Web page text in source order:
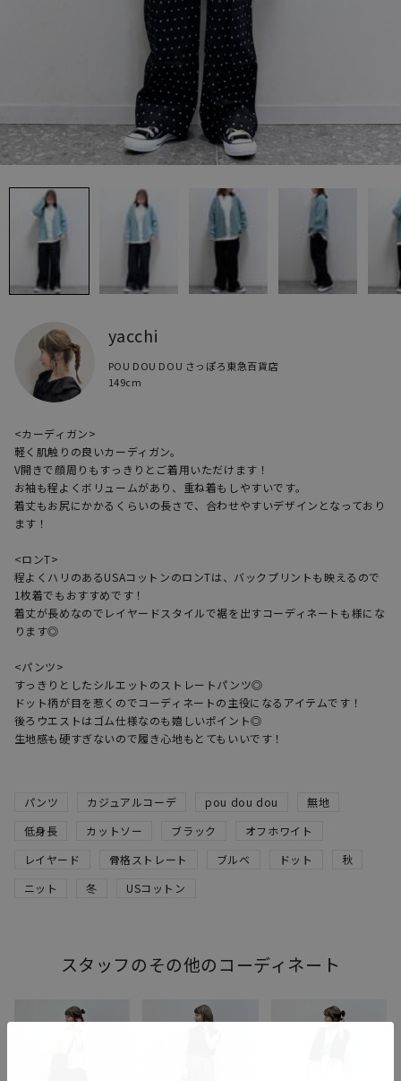
yacchi
POU DOU DOU さっぽろ東急百貨店
149cm
<カーディガン>
軽く肌触りの良いカーディガン。
V開きで顔周りもすっきりとご着用いただけます！
お袖も程よくボリュームがあり、重ね着もしやすいです。
着丈もお尻にかかるくらいの長さで、合わせやすいデザインとなっており
ます！
<ロンT>
程よくハリのあるUSAコットンのロンTは、バックプリントも映えるので
1枚着でもおすすめです！
着丈が長めなのでレイヤードスタイルで裾を出すコーディネートも様にな
ります◎
<パンツ>
すっきりとしたシルエットのストレートパンツ◎
ドット柄が目を惹くのでコーディネートの主役になるアイテムです！
後ろウエストはゴム仕様なのも嬉しいポイント◎
生地感も硬すぎないので履き心地もとてもいいです！
パンツ カジュアルコーデ pou dou dou
無地
低身長
カットソー ブラック
オフホワイト
レイヤード
骨格ストレート ブルベ ドット
秋
ニット
冬 USコットン
スタッフのその他のコーディネート